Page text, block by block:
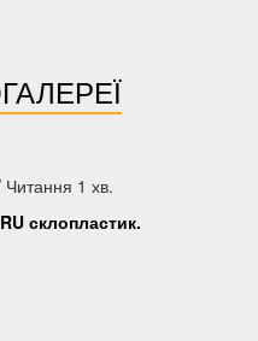
Читання 1 хв.
склопластик.